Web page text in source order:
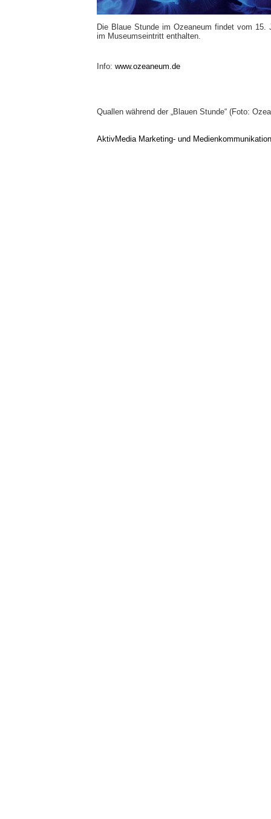
Die Blaue Stunde im Ozeaneum findet vom
im Museumseintritt enthalten.
Info: www.ozeaneum.de
Quallen während der „Blauen Stunde“ (Foto:
AktivMedia Marketing- und